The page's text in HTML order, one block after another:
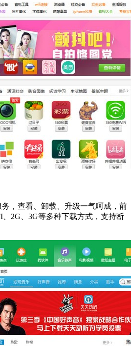
，查看、卸载、升级一气呵成，前
2G、3G等多种下载方式，支持断